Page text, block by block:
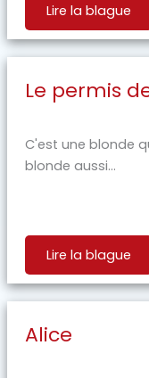
Lire la blague
Le permis
C'est une blonde
blonde aussi...
Lire la blague
Alice